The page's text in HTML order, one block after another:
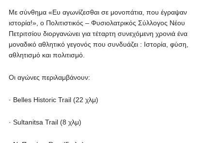
Με σύνθημα «Ευ αγωνίζεσθαι σε μονοπάτια, που έγραψαν
ιστορία!», ο Πολιτιστικός – Φυσιολατρικός Σύλλογος Νέου
Πετριτσίου διοργανώνει για τέταρτη συνεχόμενη χρονιά ένα
μοναδικό αθλητικό γεγονός που συνδυάζει : Ιστορία, φύση,
αθλητισμό και πολιτισμό.
Οι αγώνες περιλαμβάνουν:
· Belles Historic Trail (22 χλμ)
· Sultanitsa Trail (8 χλμ)